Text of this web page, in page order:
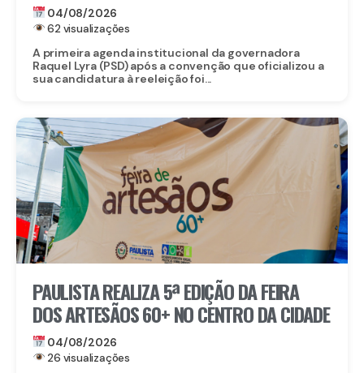
04/08/2026
62 visualizações
A primeira agenda institucional da governadora
Raquel Lyra (PSD) após a convenção que oficializou a
sua candidatura à reeleição foi...
PAULISTA REALIZA 5ª EDIÇÃO DA FEIRA
DOS ARTESÃOS 60+ NO CENTRO DA CIDADE
04/08/2026
26 visualizações